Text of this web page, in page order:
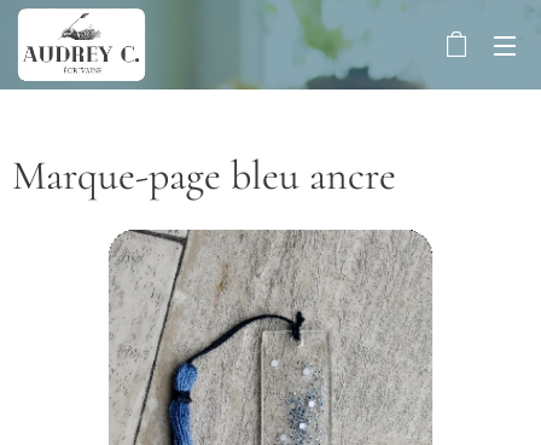
Marque-page bleu ancre